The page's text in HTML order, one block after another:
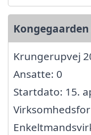
Krungerupvej
Ansatte: 0
Startdato: 15.